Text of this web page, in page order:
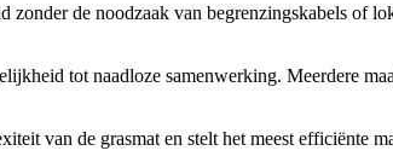
zonder de noodzaak van begrenzingskabels of
tot naadloze samenwerking. Meerdere
van de grasmat en stelt het meest efficiënte